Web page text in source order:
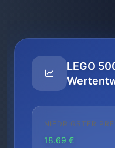
LEGO
NIEDRIGSTER
18.69 €